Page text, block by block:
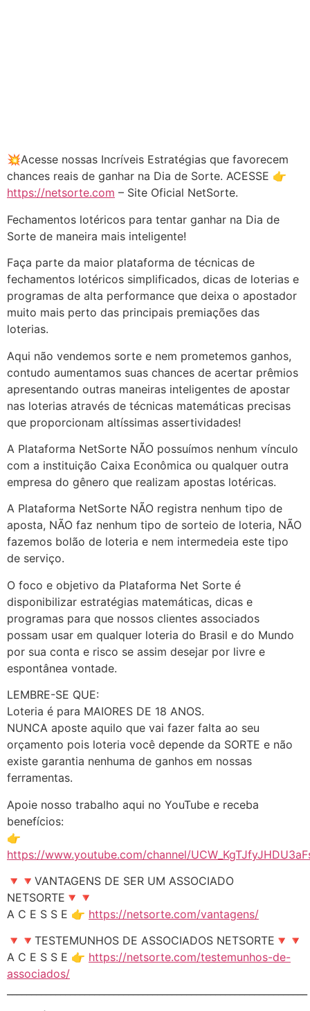
💥Acesse nossas Incríveis Estratégias que favorecem
chances reais de ganhar na Dia de Sorte. ACESSE 👉
https://netsorte.com – Site Oficial NetSorte.
Fechamentos lotéricos para tentar ganhar na Dia de
Sorte de maneira mais inteligente!
Faça parte da maior plataforma de técnicas de
fechamentos lotéricos simplificados, dicas de loterias e
programas de alta performance que deixa o apostador
muito mais perto das principais premiações das
loterias.
Aqui não vendemos sorte e nem prometemos ganhos,
contudo aumentamos suas chances de acertar prêmios
apresentando outras maneiras inteligentes de apostar
nas loterias através de técnicas matemáticas precisas
que proporcionam altíssimas assertividades!
A Plataforma NetSorte NÃO possuímos nenhum vínculo
com a instituição Caixa Econômica ou qualquer outra
empresa do gênero que realizam apostas lotéricas.
A Plataforma NetSorte NÃO registra nenhum tipo de
aposta, NÃO faz nenhum tipo de sorteio de loteria, NÃO
fazemos bolão de loteria e nem intermedeia este tipo
de serviço.
O foco e objetivo da Plataforma Net Sorte é
disponibilizar estratégias matemáticas, dicas e
programas para que nossos clientes associados
possam usar em qualquer loteria do Brasil e do Mundo
por sua conta e risco se assim desejar por livre e
espontânea vontade.
LEMBRE-SE QUE:
Loteria é para MAIORES DE 18 ANOS.
NUNCA aposte aquilo que vai fazer falta ao seu
orçamento pois loteria você depende da SORTE e não
existe garantia nenhuma de ganhos em nossas
ferramentas.
Apoie nosso trabalho aqui no YouTube e receba
benefícios:
👉
https://www.youtube.com/channel/
🔻🔻VANTAGENS DE SER UM ASSOCIADO
NETSORTE🔻🔻
A C E S S E 👉 https://netsorte.com/vantagens/
🔻🔻TESTEMUNHOS DE ASSOCIADOS NETSORTE🔻🔻
A C E S S E 👉 https://netsorte.com/testemunhos-de-
associados/